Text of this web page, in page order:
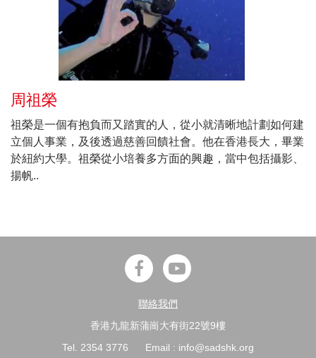
周祖榮
祖榮是一個有抱負而又踏實的人，從小就清晰地計劃如何建
立個人事業，及後透過慈善回饋社會。他在香港長大，畢業
於紐約大學。祖榮從小培養多方面的興趣，當中包括攝影、
揚帆..
聯絡我們
香港九龍新蒲崗大有街22號9樓
Tel. 2354 3776
Email : info@sadshk.org